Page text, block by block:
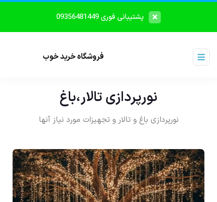
پشتیبانی فوری 09356481449
فروشگاه خرید خوب
نورپردازی تالار،باغ
نورپردازی باغ و تالار و تجهیزات مورد نیاز آنها